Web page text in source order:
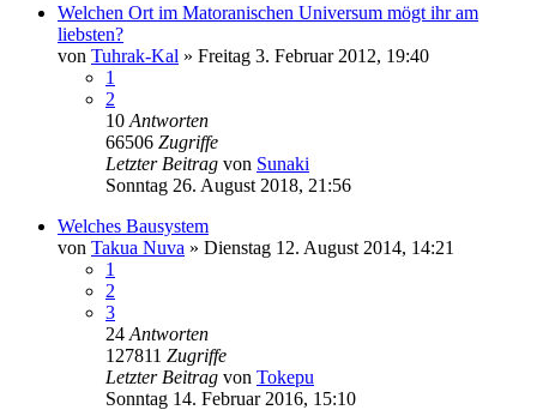
Welchen Ort im Matoranischen Universum mögt ihr am
liebsten?
von Tuhrak-Kal » Freitag 3. Februar 2012, 19:40
1
2
10 Antworten
66506 Zugriffe
Letzter Beitrag von Sunaki
Sonntag 26. August 2018, 21:56
Welches Bausystem
von Takua Nuva » Dienstag 12. August 2014, 14:21
1
2
3
24 Antworten
127811 Zugriffe
Letzter Beitrag von Tokepu
Sonntag 14. Februar 2016, 15:10